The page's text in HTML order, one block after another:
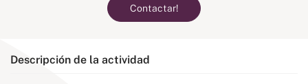
Contactar!
Descripción de la actividad